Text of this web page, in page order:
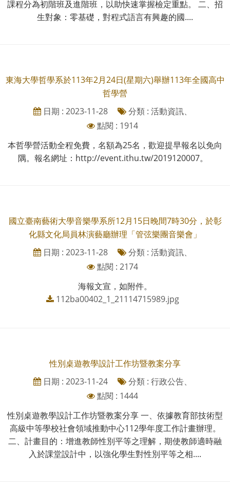
課程分為初階班及進階班，以助快速掌握檢定重點。 二、招
生對象：零基礎，對程式語言有興趣的國....
東海大學哲學系於113年2月24日(星期六)舉辦113年全國高中
哲學營
日期 : 2023-11-28
分類 : 活動資訊、
點閱 : 1914
本哲學營活動全程免費，名額為25名，歡迎提早報名以免向
隅。報名網址：http://event.ithu.tw/2019120007。
國立臺南藝術大學音樂學系所12月15日晚間7時30分，於彰
化縣文化局員林演藝廳辦理「管弦樂團音樂會」
日期 : 2023-11-28
分類 : 活動資訊、
點閱 : 2174
海報文宣，如附件。
112ba00402_1_21114715989.jpg
性別桌遊教學設計工作坊暨教案分享
日期 : 2023-11-24
分類 : 行政公告、
點閱 : 1444
性別桌遊教學設計工作坊暨教案分享 一、依據教育部技術型
高級中等學校社會領域推動中心112學年度工作計畫辦理。
二、計畫目的：增進教師性別平等之理解，期使教師適時融
入於課堂設計中，以強化學生對性別平等之相....